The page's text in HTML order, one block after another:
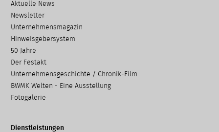
Aktuelle News
Newsletter
Unternehmensmagazin
Hinweisgebersystem
50 Jahre
Der Festakt
Unternehmensgeschichte / Chronik-Film
BWMK Welten - Eine Ausstellung
Fotogalerie
Dienstleistungen